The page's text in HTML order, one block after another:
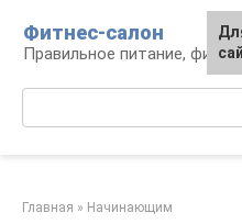
контенту
Фитнес-салон
Правильное питание,
Главная » Начинающим